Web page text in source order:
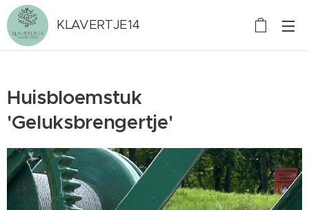
KLAVERTJE14
Huisbloemstuk
'Geluksbrengertje'